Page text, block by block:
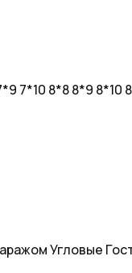
7*10 8*88*9 8*10
Угловые